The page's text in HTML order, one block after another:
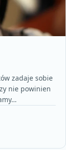
zadaje sobie
nie powinien